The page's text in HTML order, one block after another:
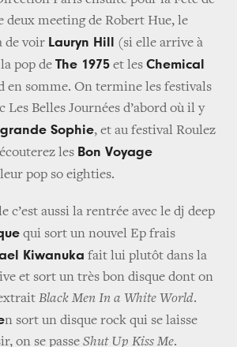
deux meeting de Robert Hue, le
de voir Lauryn Hill
(si elle arrive à
pop de The 1975 et les Chemical
en somme. On termine les festivals
Les Belles Journées d’abord où il y
grande Sophie, et au festival Roulez
les Bon Voyage
pop so eighties.
c’est aussi la rentrée avec le dj deep
qui sort un nouvel Ep frais
Kiwanuka fait lui plutôt dans la
et sort un très bon disque dont on
Black Men In a White World.
n sort un disque rock qui se laisse
on se passe Shut Up Kiss Me.